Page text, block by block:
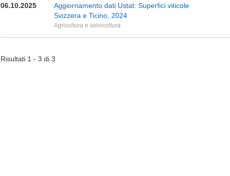
06.10.2025
Aggiornamento dati Ustat: Superfici viticole
Svizzera e Ticino, 2024
Agricoltura e selvicoltura
Risultati 1 - 3 di 3